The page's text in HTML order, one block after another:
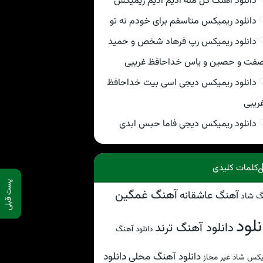
پست قبلی
دانلود ریمیکس متاسفم برای خودم نه تو
دانلود ریمیکس رپ فرهاد شخص و حمید
و حصین و یاس خداحافظ غریبی
دانلود ریمیکس دیجی اسی بیت خداحافظ
دانلود ریمیکس دیجی فاما حبس ابدی
کلمات کلیدی
شادآهنگ عاشقانهآهنگ غمگین
دانلود آهنگ ترند دانلود آهنگ
شاد غیر مجاز دانلود آهنگ محلیدانلود